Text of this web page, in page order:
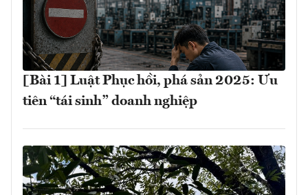
[Bài 1] Luật Phục hồi, phá sản 2025: Ưu
tiên “tái sinh” doanh nghiệp